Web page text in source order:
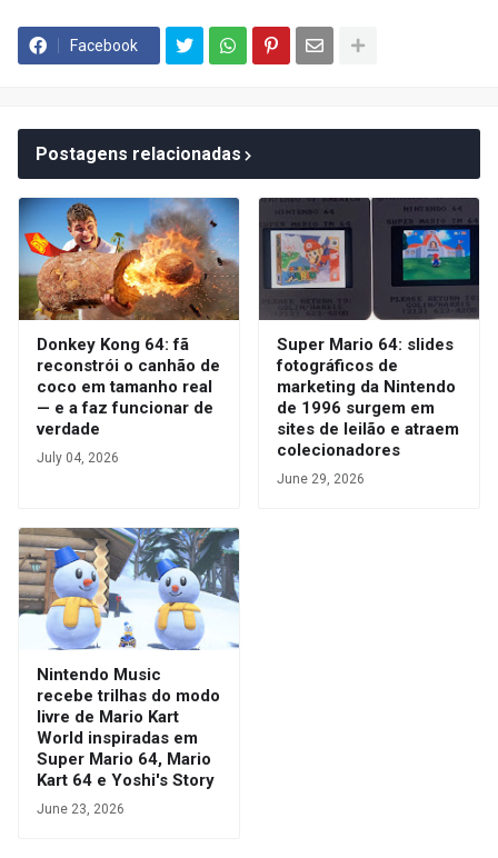
Facebook
Postagens relacionadas
Donkey Kong 64: fã
reconstrói o canhão de
coco em tamanho real
— e a faz funcionar de
verdade
July 04, 2026
Super Mario 64: slides
fotográficos de
marketing da Nintendo
de 1996 surgem em
sites de leilão e atraem
colecionadores
June 29, 2026
Nintendo Music
recebe trilhas do modo
livre de Mario Kart
World inspiradas em
Super Mario 64, Mario
Kart 64 e Yoshi's Story
June 23, 2026